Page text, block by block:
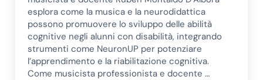
esplora come la musica e la neurodidattica
possono promuovere lo sviluppo delle abilità
cognitive negli alunni con disabilità, integrando
strumenti come NeuronUP per potenziare
l’apprendimento e la riabilitazione cognitiva.
Come musicista professionista e docente …